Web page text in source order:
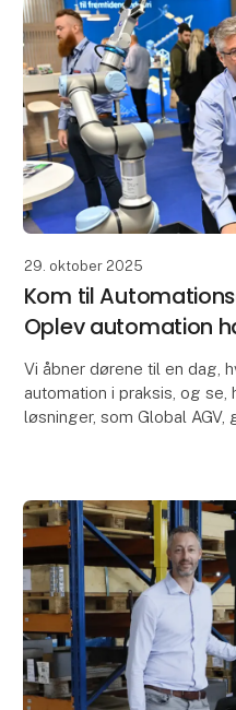
29. oktober 2025
Kom til
Oplev automation
Vi åbner dørene til en dag,
automation i praksis, og se,
løsninger, som Global AGV,